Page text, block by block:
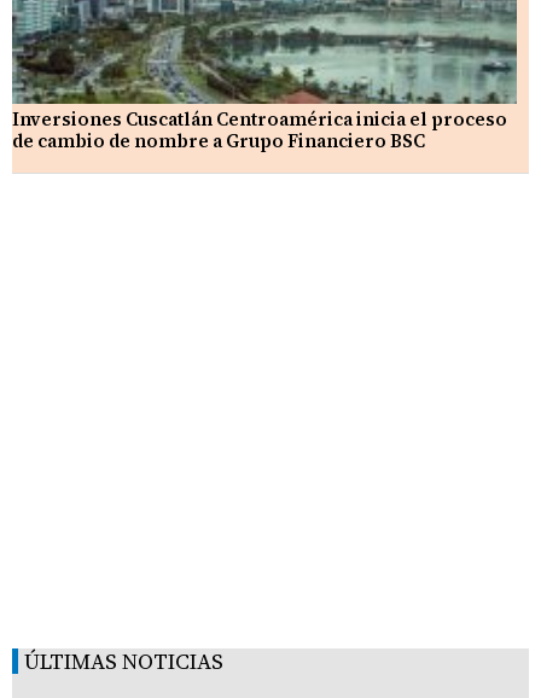
Inversiones Cuscatlán Centroamérica inicia el proceso
de cambio de nombre a Grupo Financiero BSC
ÚLTIMAS NOTICIAS